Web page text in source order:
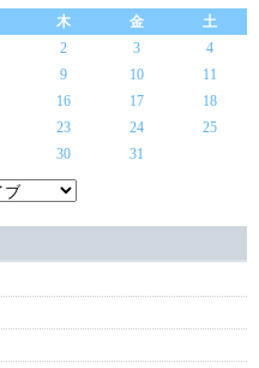
木 金
土
2 3
4
9 10
11
16 17
18
23 24
25
30 31